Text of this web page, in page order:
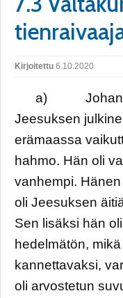
Kirjoitettu 6.10.2020
a) Johannes
Jeesuksen
erämaassa
hahmo. Hän oli
vanhempi.
oli Jeesuksen
Sen lisäksi hän
hedelmätön,
kannettavaksi,
oli arvostetun